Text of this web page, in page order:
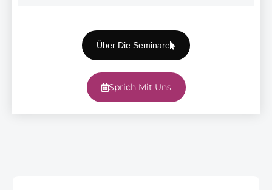
Über Die Seminare
Sprich Mit Uns